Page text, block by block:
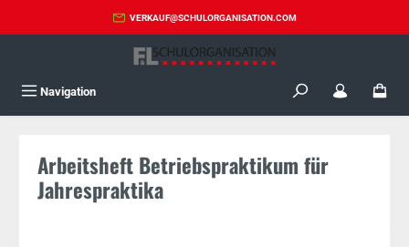
Zum Hauptinhalt springenVERKAUF@SCHULORGANISATION.COM
Navigation
Arbeitsheft Betriebspraktikum für
Jahrespraktika